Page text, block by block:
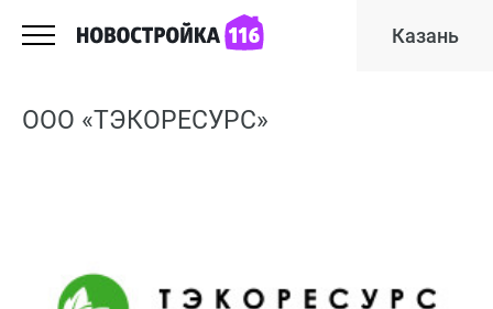
Казань
ООО «ТЭКОРЕСУРС»